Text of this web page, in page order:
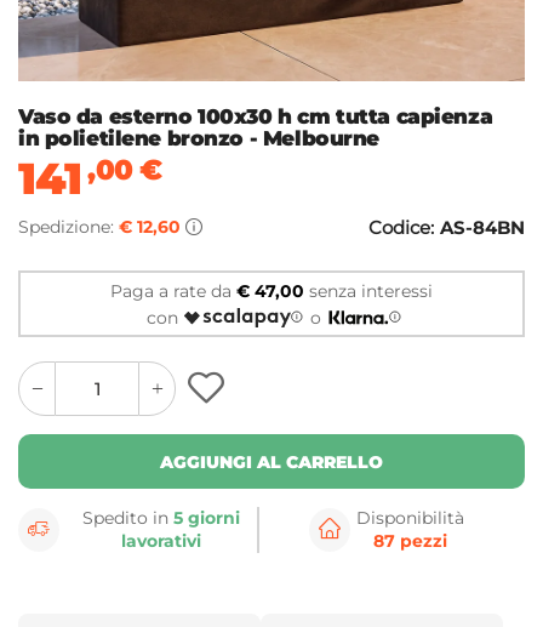
Vaso da esterno 100x30 h cm tutta capienza
in polietilene bronzo - Melbourne
141,00€
Spedizione: € 12,60 Codice: AS-84BN
Paga a rate da € 47,00 senza interessi
con
o
quantity
button
quantity
minus
button
AGGIUNGI AL CARRELLO
Spedito in5 giorni
lavorativi
Disponibilità
87 pezzi